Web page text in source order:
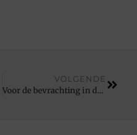
VOLGENDE
Voor de bevrachting in de binnenscheepvaart zit u bij deze expert goed